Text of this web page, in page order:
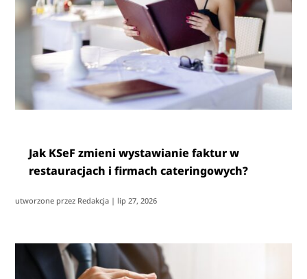
Jak KSeF zmieni wystawianie faktur w
restauracjach i firmach cateringowych?
utworzone przez Redakcja | lip 27, 2026